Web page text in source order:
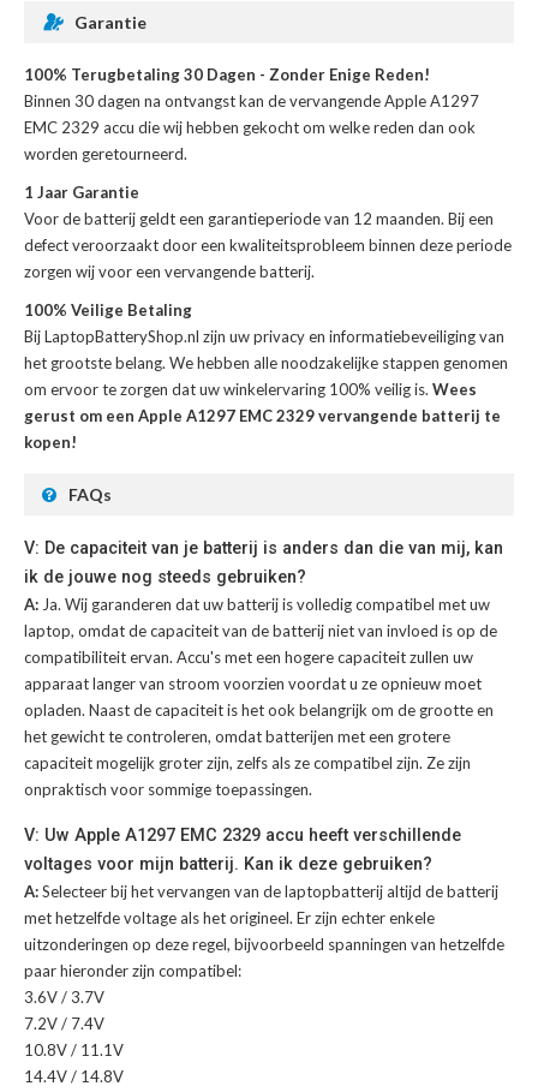
Garantie
100% Terugbetaling 30 Dagen - Zonder Enige Reden!
Binnen 30 dagen na ontvangst kan devervangende Apple A1297
EMC 2329 accu die wij hebben gekocht om welke reden dan ook
worden geretourneerd.
1 Jaar Garantie
Voor debatterij geldt een garantieperiode van 12 maanden. Bij een
defect veroorzaakt door een kwaliteitsprobleem binnen deze periode
zorgen wij voor een vervangende batterij.
100% Veilige Betaling
Bij LaptopBatteryShop.nl zijn uw privacy en informatiebeveiliging van
het grootste belang. We hebben alle noodzakelijke stappen genomen
om ervoor te zorgen dat uw winkelervaring 100% veilig is. Wees
gerust om een Apple A1297 EMC 2329 vervangende batterij te
kopen!
FAQs
V: De capaciteit van je batterij is anders dan die van mij, kan
ik de jouwe nog steeds gebruiken?
A: Ja. Wij garanderen dat uw batterij is volledig compatibel met uw
laptop, omdat de capaciteit van de batterij niet van invloed is op de
compatibiliteit ervan. Accu's met een hogere capaciteit zullen uw
apparaat langer van stroom voorzien voordat u ze opnieuw moet
opladen. Naast de capaciteit is het ook belangrijk om de grootte en
het gewicht te controleren, omdat batterijen met een grotere
capaciteit mogelijk groter zijn, zelfs als ze compatibel zijn. Ze zijn
onpraktisch voor sommige toepassingen.
V: Uw Apple A1297 EMC 2329 accu heeft verschillende
voltages voor mijn batterij. Kan ik deze gebruiken?
A:Selecteer bij het vervangen van de laptopbatterij altijd de batterij
met hetzelfde voltage als het origineel. Er zijn echter enkele
uitzonderingen op deze regel, bijvoorbeeld spanningen van hetzelfde
paar hieronder zijn compatibel:
3.6V / 3.7V
7.2V / 7.4V
10.8V / 11.1V
14.4V / 14.8V